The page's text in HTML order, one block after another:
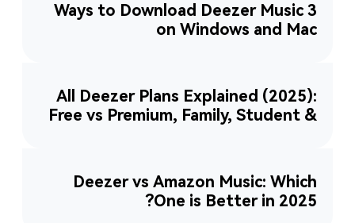
3 Ways to Download Deezer Music
on Windows and Mac
All Deezer Plans Explained (2025):
Free vs Premium, Family, Student &
Deezer vs Amazon Music: Which
One is Better in 2025?